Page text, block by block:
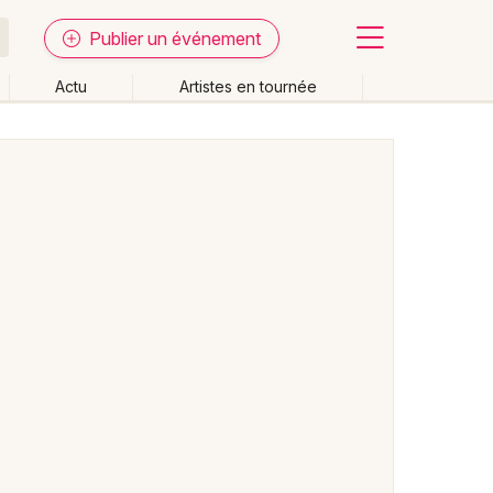
Publier un événement
Actu Artistes en tournée